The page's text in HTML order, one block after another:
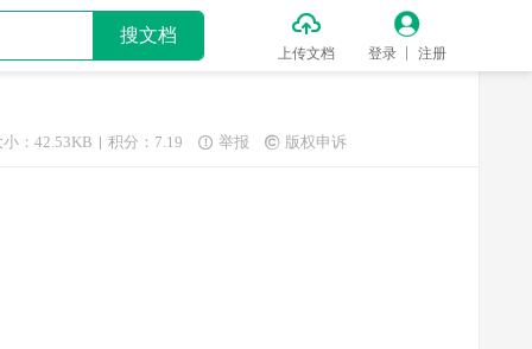
搜文档 
上传文档

登录 注册
小：42.53KB 积分：7.19  举报  版权申诉